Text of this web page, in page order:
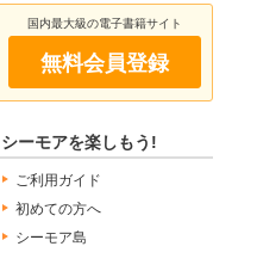
国内最大級の電子書籍サイト
無料会員登録
シーモアを楽しもう!
ご利用ガイド
初めての方へ
シーモア島